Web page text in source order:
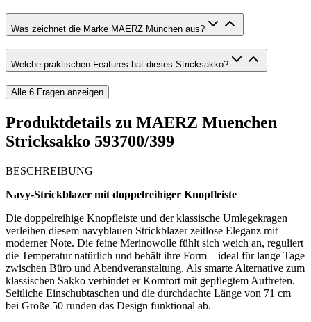
Was zeichnet die Marke MAERZ München aus?
Welche praktischen Features hat dieses Stricksakko?
Alle 6 Fragen anzeigen
Produktdetails zu MAERZ Muenchen
Stricksakko 593700/399
BESCHREIBUNG
Navy-Strickblazer mit doppelreihiger Knopfleiste
Die doppelreihige Knopfleiste und der klassische Umlegekragen
verleihen diesem navyblauen Strickblazer zeitlose Eleganz mit
moderner Note. Die feine Merinowolle fühlt sich weich an, reguliert
die Temperatur natürlich und behält ihre Form – ideal für lange Tage
zwischen Büro und Abendveranstaltung. Als smarte Alternative zum
klassischen Sakko verbindet er Komfort mit gepflegtem Auftreten.
Seitliche Einschubtaschen und die durchdachte Länge von 71 cm
bei Größe 50 runden das Design funktional ab.